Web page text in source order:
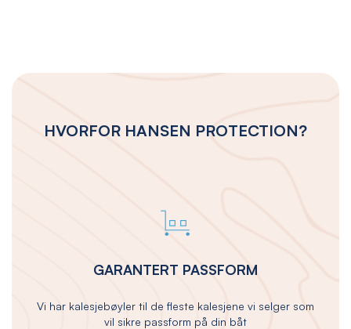
HVORFOR HANSEN PROTECTION?
GARANTERT PASSFORM
Vi har kalesjebøyler til de fleste kalesjene vi selger som
vil sikre passform på din båt